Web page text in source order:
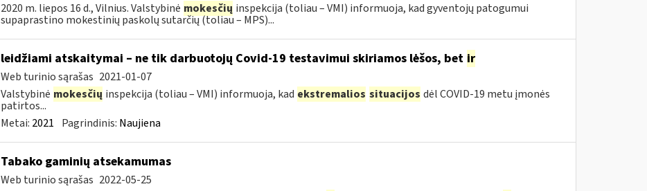
2020 m. liepos 16 d., Vilnius. Valstybinė mokesčių inspekcija (toliau – VMI) informuoja, kad gyventojų patogumui
supaprastino mokestinių paskolų sutarčių (toliau – MPS)...
leidžiami atskaitymai – ne tik darbuotojų Covid-19 testavimui skiriamos lėšos, bet ir
Web turinio sąrašas 2021-01-07
Valstybinė mokesčių inspekcija (toliau – VMI) informuoja, kad ekstremalios situacijos dėl COVID-19 metu įmonės
patirtos...
Metai: 2021 Pagrindinis: Naujiena
Tabako gaminių atsekamumas
Web turinio sąrašas 2022-05-25